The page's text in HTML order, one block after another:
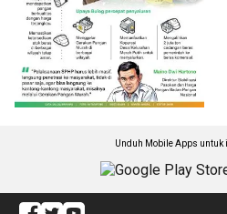
Unduh Mobile Apps untuk